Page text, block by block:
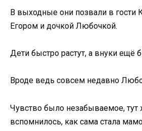
В выходные они позвали в гости
Егором и дочкой Любочкой.
Дети быстро растут, а внуки ещё
Вроде ведь совсем недавно
Чувство было незабываемое, тут
вспомнилось, как сама стала